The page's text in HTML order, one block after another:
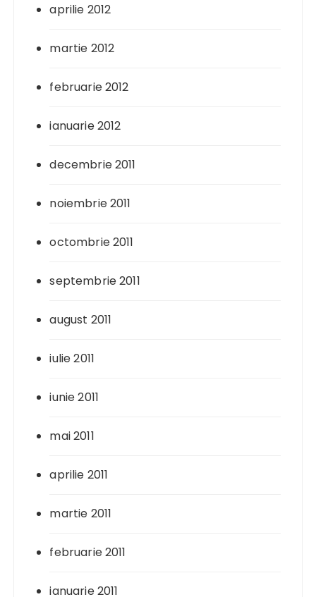
aprilie 2012
martie 2012
februarie 2012
ianuarie 2012
decembrie 2011
noiembrie 2011
octombrie 2011
septembrie 2011
august 2011
iulie 2011
iunie 2011
mai 2011
aprilie 2011
martie 2011
februarie 2011
ianuarie 2011